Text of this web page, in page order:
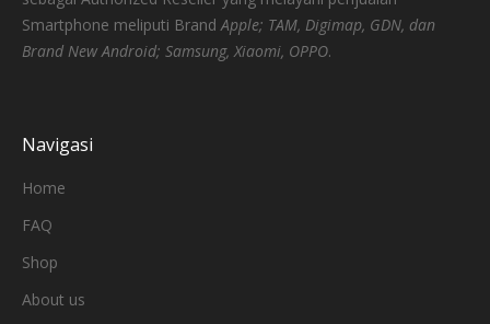
Smartphone meliputi BrandApple; TAM, Digimap, GDN, dan
Brand New Android; Samsung, Xiaomi, OPPO.
Navigasi
Home
FAQ
Shop
About us